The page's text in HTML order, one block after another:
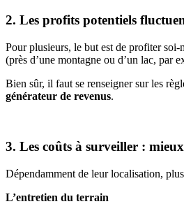
2. Les profits potentiels
Pour plusieurs, le but est de profiter
(près d’une montagne ou d’un lac, par
Bien sûr, il faut se renseigner sur les
générateur de revenus.
3. Les coûts à surveiller :
Dépendamment de leur localisation,
L’entretien du terrain